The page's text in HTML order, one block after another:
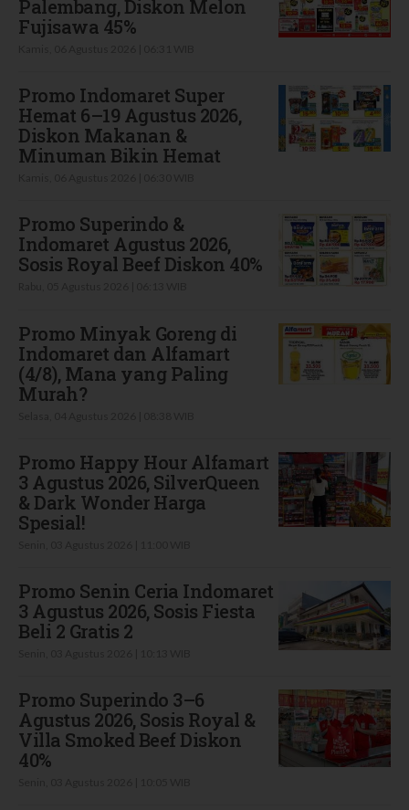
Palembang, Diskon Melon
Fujisawa 45%
Promo Indomaret Super
Hemat 6–19 Agustus 2026,
Diskon Makanan &
Minuman Bikin Hemat
Promo Superindo &
Indomaret Agustus 2026,
Sosis Royal Beef Diskon 40%
Promo Minyak Goreng di
Indomaret dan Alfamart
(4/8), Mana yang Paling
Murah?
Promo Happy Hour Alfamart
3 Agustus 2026, SilverQueen
& Dark Wonder Harga
Spesial!
Promo Senin Ceria Indomaret
3 Agustus 2026, Sosis Fiesta
Beli 2 Gratis 2
Promo Superindo 3–6
Agustus 2026, Sosis Royal &
Villa Smoked Beef Diskon
40%